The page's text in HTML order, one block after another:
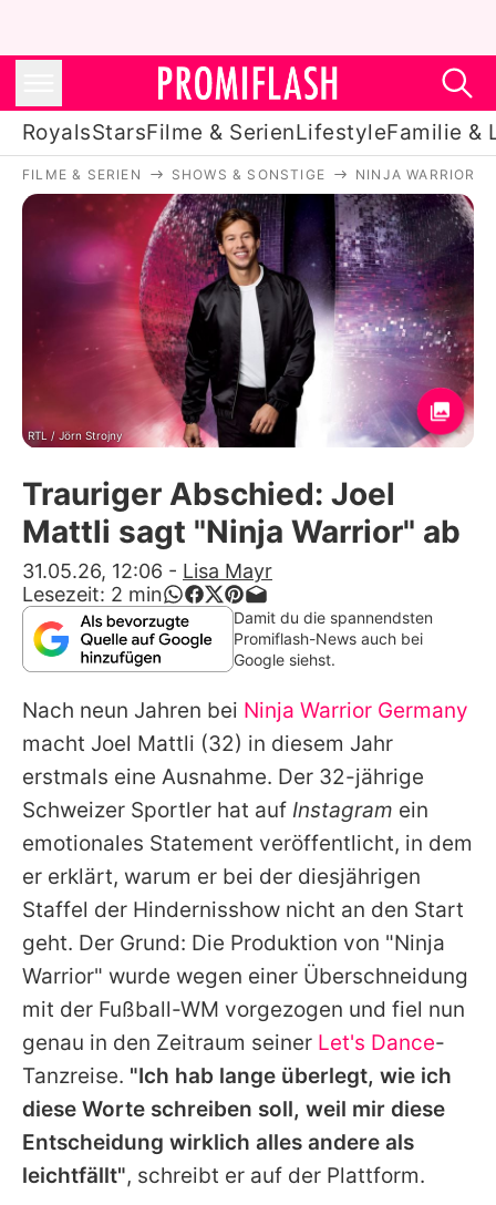
RoyalsStarsFilme & SerienLifestyleFamilie &
Royals
Stars
Filme & Serien
Lifestyle
Familie & Liebe
Promiflash Exklusiv
Alle Themen auf Promiflash
Jobs
App runterladen
Team
Redaktionelle Richtlinien
Impressum
Nutzungsbedingungen
Utiq verwalten
FILME & SERIEN SHOWS & SONSTIGE NINJA WARRIOR
RTL / Jörn Strojny
Trauriger Abschied: Joel
Mattli sagt "Ninja Warrior" ab
31.05.26, 12:06 - Lisa Mayr
Lesezeit: 2 min
Damit du die spannendsten
Promiflash-News auch bei
Google siehst.
Nach neun Jahren bei Ninja Warrior Germany
macht Joel Mattli (32) in diesem Jahr
erstmals eine Ausnahme. Der 32-jährige
Schweizer Sportler hat auf Instagram ein
emotionales Statement veröffentlicht, in dem
er erklärt, warum er bei der diesjährigen
Staffel der Hindernisshow nicht an den Start
geht. Der Grund: Die Produktion von "Ninja
Warrior" wurde wegen einer Überschneidung
mit der Fußball-WM vorgezogen und fiel nun
genau in den Zeitraum seiner Let's Dance-
Tanzreise. "Ich hab lange überlegt, wie ich
diese Worte schreiben soll, weil mir diese
Entscheidung wirklich alles andere als
leichtfällt", schreibt er auf der Plattform.